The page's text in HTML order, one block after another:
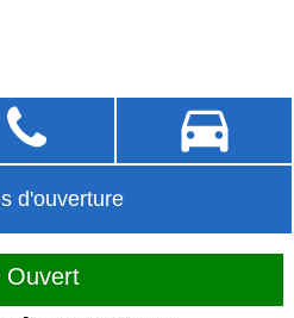
d'ouverture
Ouvert